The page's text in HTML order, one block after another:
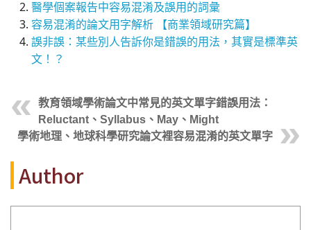
醫學個案報告中容易混淆及誤用的詞彙
容易混淆的論文用字解析 【商業領域研究篇】
誤非誤：某些別人告訴你是錯誤的用法，其實是標準英
文！？
教育領域學術論文中常見的英文單字錯誤用法：
Reluctant、Syllabus、May、Might
學術地理、地球科學研究論文裡容易混淆的英文單字
Author